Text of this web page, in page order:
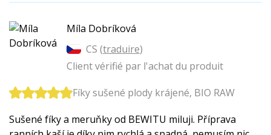
Míla Dobríková
CS (traduire)
Client vérifié par l'achat du produit
Fíky sušené plody krájené, BIO RAW
Sušené fíky a meruňky od BEWITU miluji. Příprava